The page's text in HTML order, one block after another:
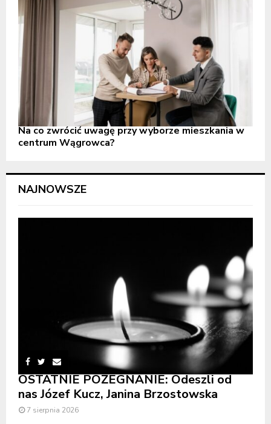
Na co zwrócić uwagę przy wyborze mieszkania w
centrum Wągrowca?
NAJNOWSZE
OSTATNIE POŻEGNANIE: Odeszli od
nas Józef Kucz, Janina Brzostowska
7 sierpnia 2026